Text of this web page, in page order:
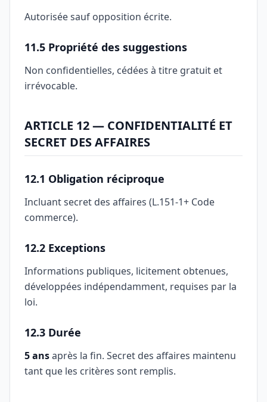
Autorisée sauf opposition écrite.
11.5 Propriété des suggestions
Non confidentielles, cédées à titre gratuit et
irrévocable.
ARTICLE 12 — CONFIDENTIALITÉ ET
SECRET DES AFFAIRES
12.1 Obligation réciproque
Incluant secret des affaires (L.151-1+ Code
commerce).
12.2 Exceptions
Informations publiques, licitement obtenues,
développées indépendamment, requises par la
loi.
12.3 Durée
5 ansaprès la fin. Secret des affaires maintenu
tant que les critères sont remplis.